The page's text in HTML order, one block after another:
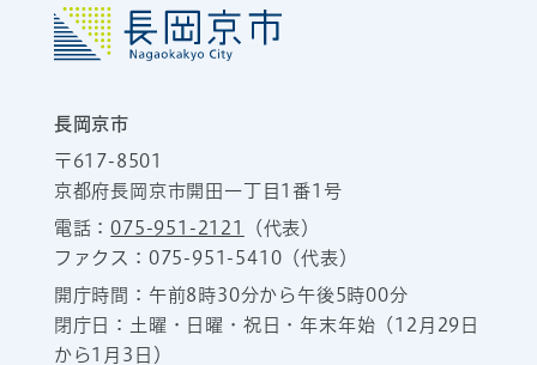
長岡京市
〒617-8501
京都府長岡京市開田一丁目1番1号
電話：075-951-2121
（代表）
ファクス：075-951-5410（代表）
開庁時間：午前8時30分から午後5時00分
閉庁日：土曜・日曜・祝日・年末年始（12月29日
から1月3日）